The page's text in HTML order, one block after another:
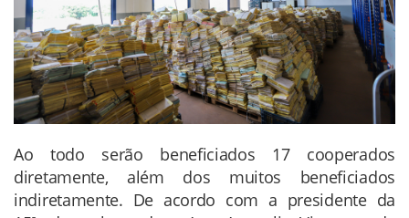
Ao todo serão beneficiados 17 cooperados
diretamente, além dos muitos beneficiados
indiretamente. De acordo com a presidente da